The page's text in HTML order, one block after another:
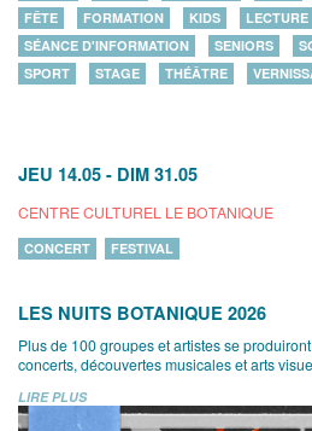
FÊTE
FORMATION KIDS LECTURE
SÉANCE D'INFORMATION
SENIORS
SPORT
STAGE THÉÂTRE
JEU 14.05 - DIM 31.05
CENTRE CULTUREL LE BOTANIQUE
CONCERT FESTIVAL
LES NUITS BOTANIQUE 2026
Plus de 100 groupes et artistes se
concerts, découvertes musicales et arts
LIRE PLUS